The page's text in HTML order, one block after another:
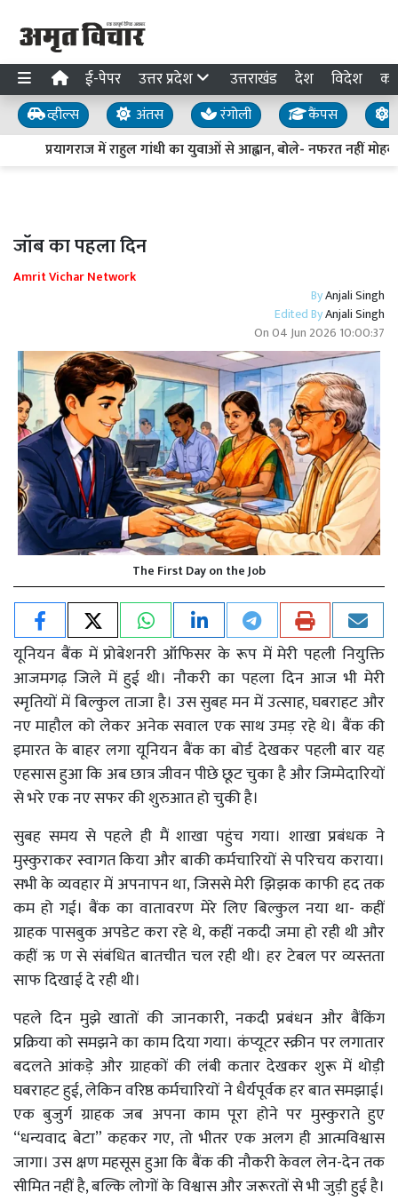
ई-पेपर उत्तर प्रदेश उत्तराखंड देश विदेश
व्हील्स अंतस रंगोली कैंपस
प्रयागराज में राहुल गांधी का युवाओं से आह्वान, बोले- नफरत नहीं
जॉब का पहला दिन
Amrit Vichar Network
ByAnjali Singh
Edited ByAnjali Singh
On04 Jun 2026 10:00:37
The First Day on the Job
यूनियन बैंक में प्रोबेशनरी ऑफिसर के रूप में मेरी पहली नियुक्ति
आजमगढ़ जिले में हुई थी। नौकरी का पहला दिन आज भी मेरी
स्मृतियों में बिल्कुल ताजा है। उस सुबह मन में उत्साह, घबराहट और
नए माहौल को लेकर अनेक सवाल एक साथ उमड़ रहे थे। बैंक की
इमारत के बाहर लगा यूनियन बैंक का बोर्ड देखकर पहली बार यह
एहसास हुआ कि अब छात्र जीवन पीछे छूट चुका है और जिम्मेदारियों
से भरे एक नए सफर की शुरुआत हो चुकी है।
सुबह समय से पहले ही मैं शाखा पहुंच गया। शाखा प्रबंधक ने
मुस्कुराकर स्वागत किया और बाकी कर्मचारियों से परिचय कराया।
सभी के व्यवहार में अपनापन था, जिससे मेरी झिझक काफी हद तक
कम हो गई। बैंक का वातावरण मेरे लिए बिल्कुल नया था- कहीं
ग्राहक पासबुक अपडेट करा रहे थे, कहीं नकदी जमा हो रही थी और
कहीं ऋ ण से संबंधित बातचीत चल रही थी। हर टेबल पर व्यस्तता
साफ दिखाई दे रही थी।
पहले दिन मुझे खातों की जानकारी, नकदी प्रबंधन और बैंकिंग
प्रक्रिया को समझने का काम दिया गया। कंप्यूटर स्क्रीन पर लगातार
बदलते आंकड़े और ग्राहकों की लंबी कतार देखकर शुरू में थोड़ी
घबराहट हुई, लेकिन वरिष्ठ कर्मचारियों ने धैर्यपूर्वक हर बात समझाई।
एक बुजुर्ग ग्राहक जब अपना काम पूरा होने पर मुस्कुराते हुए
“धन्यवाद बेटा” कहकर गए, तो भीतर एक अलग ही आत्मविश्वास
जागा। उस क्षण महसूस हुआ कि बैंक की नौकरी केवल लेन-देन तक
सीमित नहीं है, बल्कि लोगों के विश्वास और जरूरतों से भी जुड़ी हुई है।